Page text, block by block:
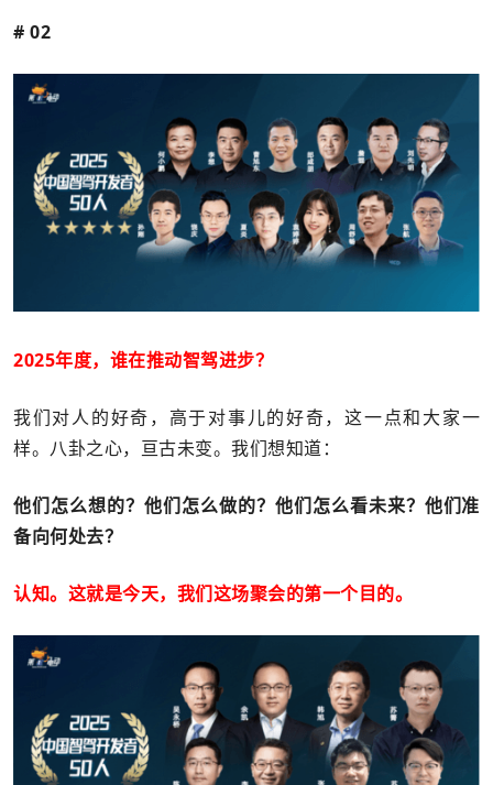
# 02
2025年度，谁在推动智驾进步？
我们对人的好奇，高于对事儿的好奇，这一点和大家一
样。八卦之心，亘古未变。我们想知道：
他们怎么想的？他们怎么做的？他们怎么看未来？他们准
备向何处去？
认知。这就是今天，我们这场聚会的第一个目的。